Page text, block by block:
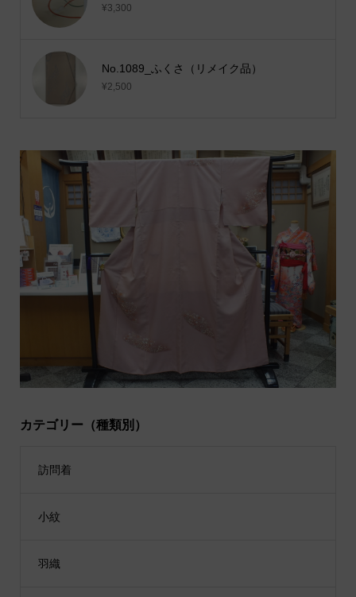
¥3,300
No.1089_ふくさ（リメイク品）
¥2,500
カテゴリー（種類別）
訪問着
小紋
羽織